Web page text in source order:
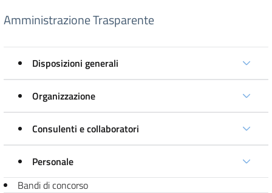
Amministrazione Trasparente
Disposizioni generali
Organizzazione
Consulenti e collaboratori
Personale
Bandi di concorso